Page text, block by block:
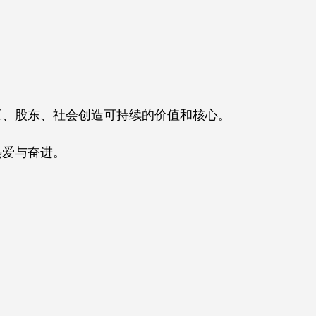
股东、社会创造可持续的价值和核心。
与奋进。